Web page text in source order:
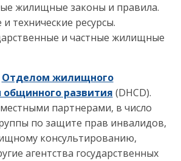
жилищные законы и правила.
технические ресурсы.
и частные жилищные
Отделом жилищного
общинного развития (DHCD).
партнерами, в число
по защите прав инвалидов,
консультированию,
агентства государственных